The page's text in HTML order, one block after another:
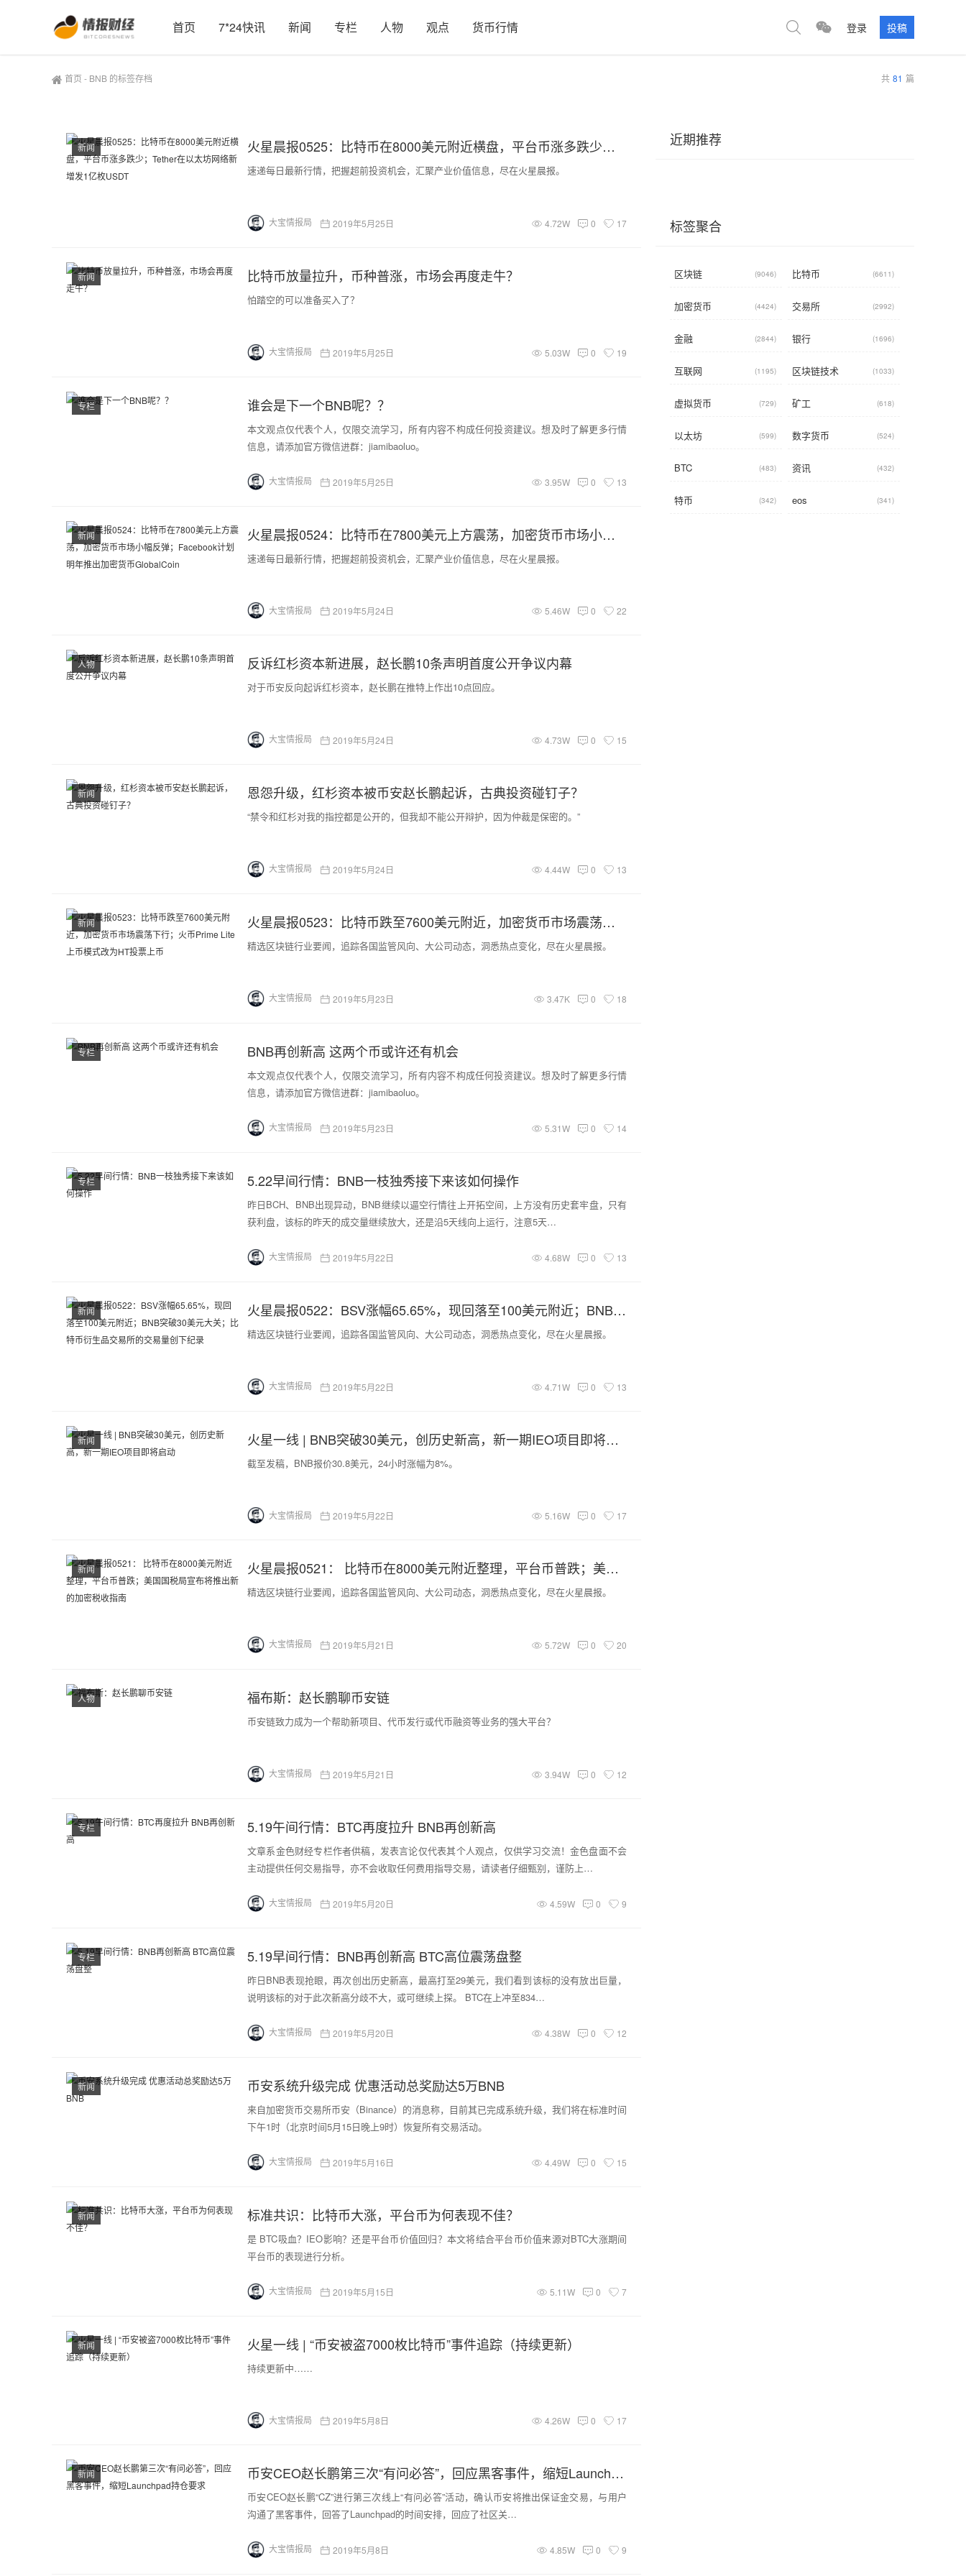
首页 7*24快讯 新闻 专栏 人物 观点 货币行情 登录 投稿
首页 - BNB 的标签存档 共 81 篇
火星晨报0525：比特币在8000美元附近横盘，平台币涨多跌少；Tether在以太坊网络新增发1亿枚USDT
新闻
速递每日最新行情，把握超前投资机会，汇聚产业价值信息，尽在火星晨报。
大宝情报局 2019年5月25日 4.72W 0 17
比特币放量拉升，币种普涨，市场会再度走牛？
新闻
怕踏空的可以准备买入了？
大宝情报局 2019年5月25日 5.03W 0 19
谁会是下一个BNB呢？？
专栏
本文观点仅代表个人，仅限交流学习，所有内容不构成任何投资建议。想及时了解更多行情
信息，请添加官方微信进群：jiamibaoluo。
大宝情报局 2019年5月25日 3.95W 0 13
火星晨报0524：比特币在7800美元上方震荡，加密货币市场小幅反弹；Facebook计划明年推出加密货币GlobalCoin
新闻
速递每日最新行情，把握超前投资机会，汇聚产业价值信息，尽在火星晨报。
大宝情报局 2019年5月24日 5.46W 0 22
反诉红杉资本新进展，赵长鹏10条声明首度公开争议内幕
人物
对于币安反向起诉红杉资本，赵长鹏在推特上作出10点回应。
大宝情报局 2019年5月24日 4.73W 0 15
恩怨升级，红杉资本被币安赵长鹏起诉，古典投资碰钉子？
新闻
“禁令和红杉对我的指控都是公开的，但我却不能公开辩护，因为仲裁是保密的。”
大宝情报局 2019年5月24日 4.44W 0 13
火星晨报0523：比特币跌至7600美元附近，加密货币市场震荡下行；火币Prime Lite上币模式改为HT投票上币
新闻
精选区块链行业要闻，追踪各国监管风向、大公司动态，洞悉热点变化，尽在火星晨报。
大宝情报局 2019年5月23日 3.47K 0 18
BNB再创新高 这两个币或许还有机会
专栏
本文观点仅代表个人，仅限交流学习，所有内容不构成任何投资建议。想及时了解更多行情
信息，请添加官方微信进群：jiamibaoluo。
大宝情报局 2019年5月23日 5.31W 0 14
5.22早间行情：BNB一枝独秀接下来该如何操作
专栏
昨日BCH、BNB出现异动，BNB继续以逼空行情往上开拓空间，上方没有历史套牢盘，只有
获利盘，该标的昨天的成交量继续放大，还是沿5天线向上运行，注意5天…
大宝情报局 2019年5月22日 4.68W 0 13
火星晨报0522：BSV涨幅65.65%，现回落至100美元附近；BNB突破30美元大关；比特币衍生品交易所的交易量创下纪录
新闻
精选区块链行业要闻，追踪各国监管风向、大公司动态，洞悉热点变化，尽在火星晨报。
大宝情报局 2019年5月22日 4.71W 0 13
火星一线 | BNB突破30美元，创历史新高，新一期IEO项目即将启动
新闻
截至发稿，BNB报价30.8美元，24小时涨幅为8%。
大宝情报局 2019年5月22日 5.16W 0 17
火星晨报0521： 比特币在8000美元附近整理，平台币普跌；美国国税局宣布将推出新的加密税收指南
新闻
精选区块链行业要闻，追踪各国监管风向、大公司动态，洞悉热点变化，尽在火星晨报。
大宝情报局 2019年5月21日 5.72W 0 20
福布斯：赵长鹏聊币安链
人物
币安链致力成为一个帮助新项目、代币发行或代币融资等业务的强大平台？
大宝情报局 2019年5月21日 3.94W 0 12
5.19午间行情：BTC再度拉升 BNB再创新高
专栏
文章系金色财经专栏作者供稿，发表言论仅代表其个人观点，仅供学习交流！金色盘面不会
主动提供任何交易指导，亦不会收取任何费用指导交易，请读者仔细甄别，谨防上…
大宝情报局 2019年5月20日 4.59W 0 9
5.19早间行情：BNB再创新高 BTC高位震荡盘整
专栏
昨日BNB表现抢眼，再次创出历史新高，最高打至29美元，我们看到该标的没有放出巨量，
说明该标的对于此次新高分歧不大，或可继续上探。 BTC在上冲至834…
大宝情报局 2019年5月20日 4.38W 0 12
币安系统升级完成 优惠活动总奖励达5万BNB
新闻
来自加密货币交易所币安（Binance）的消息称，目前其已完成系统升级，我们将在标准时间
下午1时（北京时间5月15日晚上9时）恢复所有交易活动。
大宝情报局 2019年5月16日 4.49W 0 15
标准共识：比特币大涨，平台币为何表现不佳？
新闻
是 BTC吸血？IEO影响？还是平台币价值回归？本文将结合平台币价值来源对BTC大涨期间
平台币的表现进行分析。
大宝情报局 2019年5月15日 5.11W 0 7
火星一线 | “币安被盗7000枚比特币”事件追踪（持续更新）
新闻
持续更新中……
大宝情报局 2019年5月8日 4.26W 0 17
币安CEO赵长鹏第三次“有问必答”，回应黑客事件，缩短Launchpad持仓要求
新闻
币安CEO赵长鹏“CZ”进行第三次线上“有问必答”活动，确认币安将推出保证金交易，与用户
沟通了黑客事件，回答了Launchpad的时间安排，回应了社区关…
大宝情报局 2019年5月8日 4.85W 0 9
近期推荐
标签聚合
区块链 (9046) 比特币 (6611)
加密货币 (4424) 交易所 (2992)
金融 (2844) 银行 (1696)
互联网 (1195) 区块链技术 (1033)
虚拟货币 (729) 矿工 (618)
以太坊 (599) 数字货币 (524)
BTC (483) 资讯 (432)
特币 (342) eos (341)